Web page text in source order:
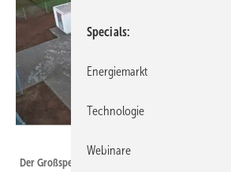
Der Großspeicher liefert 20 Megawattstunden und
Specials
Energiemarkt
Technologie
Webinare